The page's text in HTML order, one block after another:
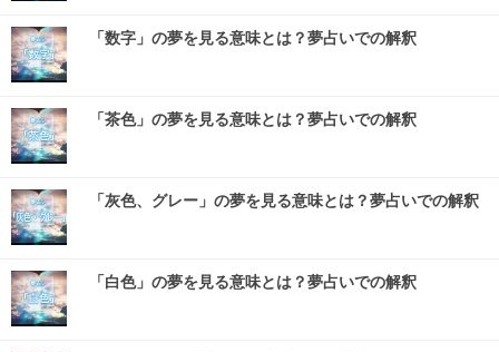
「数字」の夢を見る意味とは？夢占いでの解釈
「茶色」の夢を見る意味とは？夢占いでの解釈
「灰色、グレー」の夢を見る意味とは？夢占いでの解釈
「白色」の夢を見る意味とは？夢占いでの解釈